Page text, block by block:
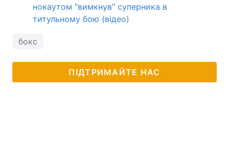
нокаутом "вимкнув" суперника в
титульному бою (відео)
бокс
ПІДТРИМАЙТЕ НАС